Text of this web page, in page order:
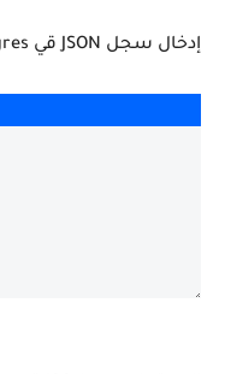
إدخال سجل JSON قي Postgres